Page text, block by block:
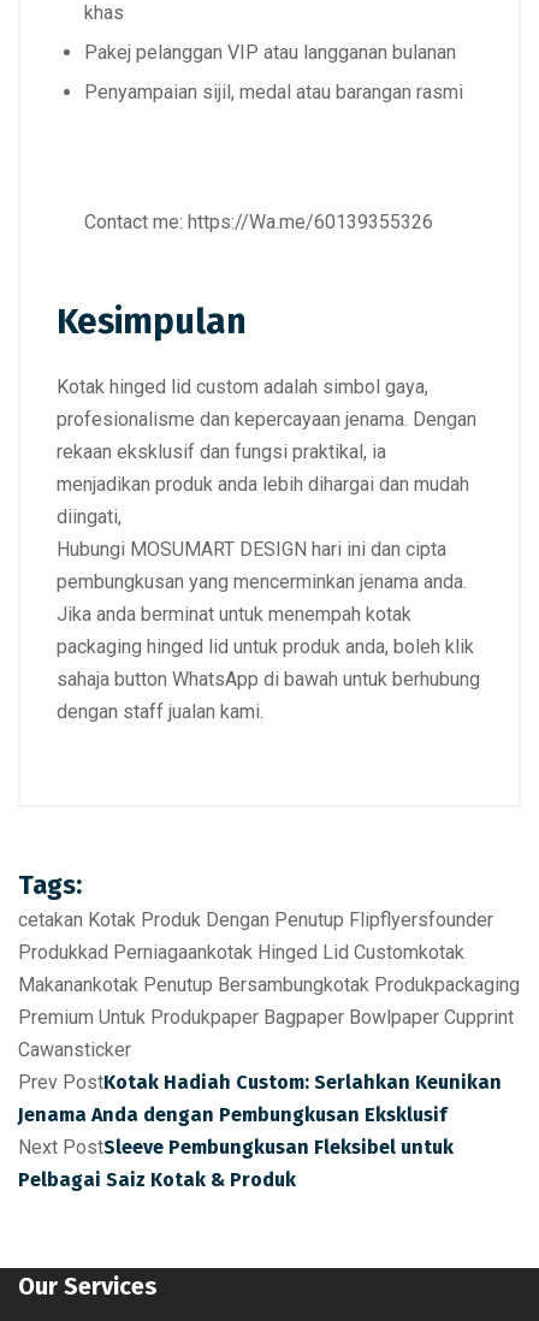
khas
Pakej pelanggan VIP atau langganan bulanan
Penyampaian sijil, medal atau barangan rasmi
Contact me: https://Wa.me/60139355326
Kesimpulan
Kotak hinged lid custom adalah simbol gaya,
profesionalisme dan kepercayaan jenama. Dengan
rekaan eksklusif dan fungsi praktikal, ia
menjadikan produk anda lebih dihargai dan mudah
diingati,
Hubungi MOSUMART DESIGN hari ini dan cipta
pembungkusan yang mencerminkan jenama anda.
Jika anda berminat untuk menempah kotak
packaging hinged lid untuk produk anda, boleh klik
sahaja button WhatsApp di bawah untuk berhubung
dengan staff jualan kami.
Tags:
cetakan Kotak Produk Dengan Penutup Flipflyersfounder
Produkkad Perniagaankotak Hinged Lid Customkotak
Makanankotak Penutup Bersambungkotak Produkpackaging
Premium Untuk Produkpaper Bagpaper Bowlpaper Cupprint
Cawansticker
Prev PostKotak Hadiah Custom: Serlahkan Keunikan
Jenama Anda dengan Pembungkusan Eksklusif
Next PostSleeve Pembungkusan Fleksibel untuk
Pelbagai Saiz Kotak & Produk
Our Services